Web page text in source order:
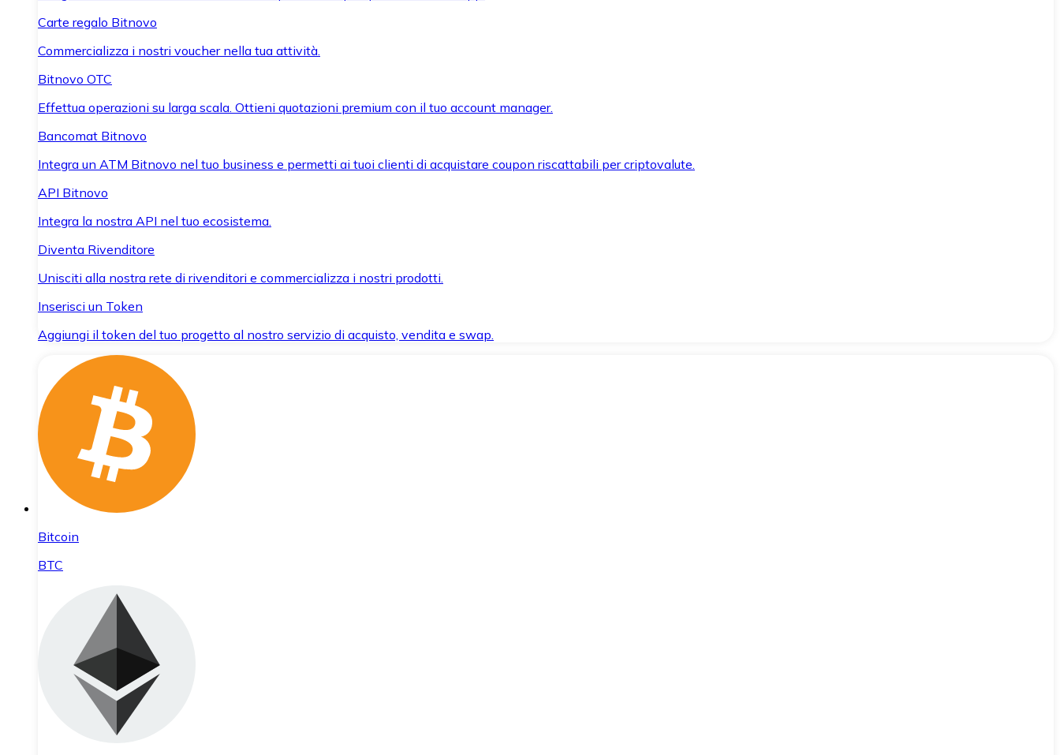
Carte regalo Bitnovo
Commercializza i nostri voucher nella tua attività.
Bitnovo OTC
Effettua operazioni su larga scala. Ottieni quotazioni premium con il tuo account manager.
Bancomat Bitnovo
Integra un ATM Bitnovo nel tuo business e permetti ai tuoi clienti di acquistare coupon riscattabili per criptovalute.
API Bitnovo
Integra la nostra API nel tuo ecosistema.
Diventa Rivenditore
Unisciti alla nostra rete di rivenditori e commercializza i nostri prodotti.
Inserisci un Token
Aggiungi il token del tuo progetto al nostro servizio di acquisto, vendita e swap.
Bitcoin
BTC